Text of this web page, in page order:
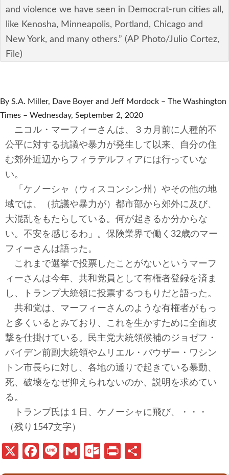
国境・移民政策
社説
ビル・ガーツ
東アジア
東京発
and violence we have seen in Democrat-run cities all,
like Kenosha, Minneapolis, Portland, Chicago and
New York, and many others.” (AP Photo/Julio Cortez,
File)
By S.A. Miller, Dave Boyer and Jeff Mordock – The Washington
Times – Wednesday, September 2, 2020
ニコル・マーフィーさんは、３カ月前に人種的不
公平に対する抗議や暴力が発生して以来、自分の住
む郊外近辺からフィラデルフィアには行っていな
い。
「ケノーシャ（ウィスコンシン州）やその他の地
域では、（抗議や暴力が）都市部から郊外に及び、
大混乱をもたらしている。何が起きるか分からな
い。不安を感じるわ」。保険業界で働く32歳のマー
フィーさんは語った。
これまで選挙で投票したことがないというマーフ
ィーさんは今年、共和党員として有権者登録を済ま
し、トランプ大統領に投票するつもりだと語った。
共和党は、マーフィーさんのような有権者がもっ
と多くいるとみており、これを生かすために全面攻
撃を仕掛けている。民主党大統領候補のジョゼフ・
バイデン前副大統領やムリエル・バウザー・ワシン
トン市長らに対し、各地の通りで起きている暴動、
死、破壊をなぜ抑えられないのか、説明を求めてい
る。
トランプ氏は１日、ケノーシャに飛び、・・・
（残り1547文字）
X
Fa
Li
G
O
Pr